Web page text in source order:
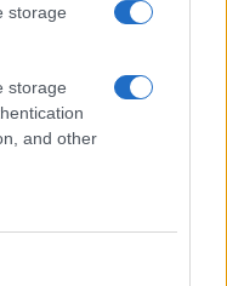
storage
storage
and other
διεθνή σειρά